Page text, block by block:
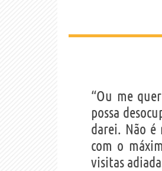
“Ou me
possa
darei. Não é
com o
visitas